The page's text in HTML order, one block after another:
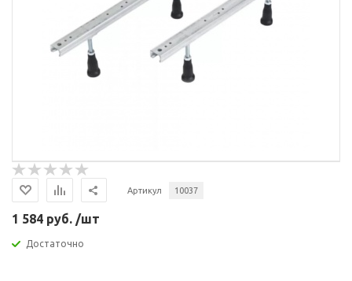
Артикул 10037
1 584 руб. /шт
Достаточно